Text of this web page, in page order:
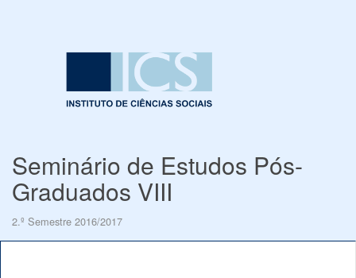
Seminário de Estudos Pós-
Graduados VIII
2.º Semestre 2016/2017